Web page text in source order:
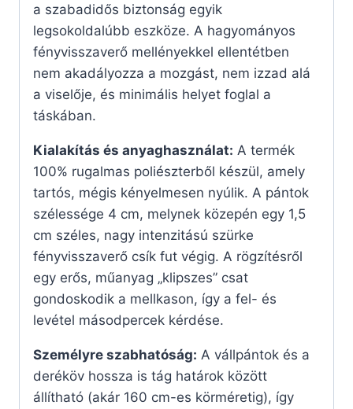
a szabadidős biztonság egyik
legsokoldalúbb eszköze. A hagyományos
fényvisszaverő mellényekkel ellentétben
nem akadályozza a mozgást, nem izzad alá
a viselője, és minimális helyet foglal a
táskában.
Kialakítás és anyaghasználat: A termék
100% rugalmas poliészterből készül, amely
tartós, mégis kényelmesen nyúlik. A pántok
szélessége 4 cm, melynek közepén egy 1,5
cm széles, nagy intenzitású szürke
fényvisszaverő csík fut végig. A rögzítésről
egy erős, műanyag „klipszes” csat
gondoskodik a mellkason, így a fel- és
levétel másodpercek kérdése.
Személyre szabhatóság: A vállpántok és a
deréköv hossza is tág határok között
állítható (akár 160 cm-es körméretig), így